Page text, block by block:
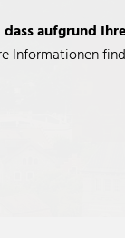
aufgrund
Informationen